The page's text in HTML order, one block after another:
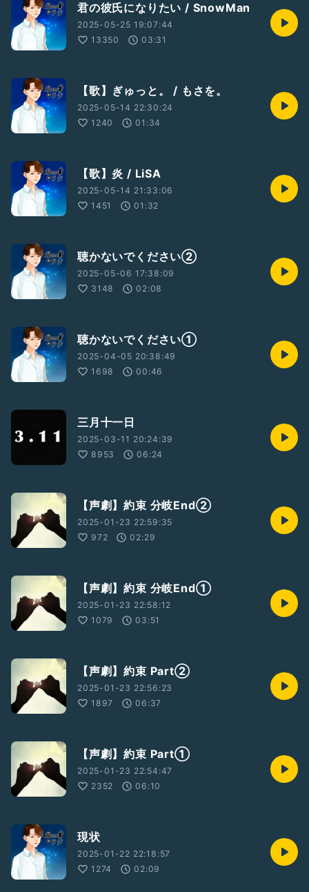
君の彼氏になりたい / SnowMan
2025-05-25 19:07:44
13350
03:31
【歌】ぎゅっと。 / もさを。
2025-05-14 22:30:24
1240
01:34
【歌】炎 / LiSA
2025-05-14 21:33:06
1451
01:32
聴かないでください②
2025-05-06 17:38:09
3148
02:08
聴かないでください①
2025-04-05 20:38:49
1698
00:46
三月十一日
2025-03-11 20:24:39
8953
06:24
【声劇】約束 分岐End②
2025-01-23 22:59:35
972
02:29
【声劇】約束 分岐End①
2025-01-23 22:58:12
1079
03:51
【声劇】約束 Part②
2025-01-23 22:56:23
1897
06:37
【声劇】約束 Part①
2025-01-23 22:54:47
2352
06:10
現状
2025-01-22 22:18:57
1274
02:09